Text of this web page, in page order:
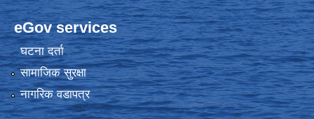
eGov services
घटना दर्ता
सामाजिक सुरक्षा
नागरिक वडापत्र